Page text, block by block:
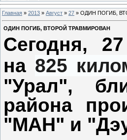
Главная » 2013 » Август » 27 » ОДИН ПОГИБ,
ОДИН ПОГИБ, ВТОРОЙ ТРАВМИРОВАН
Сегодня,
на 825
"Урал",
района
"МАН" и